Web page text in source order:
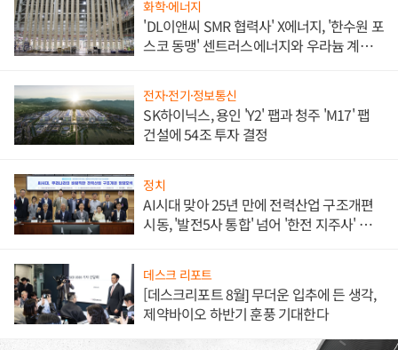
화학·에너지
'DL이앤씨 SMR 협력사' X에너지, '한수원 포
스코 동맹' 센트러스에너지와 우라늄 계약
전자·전기·정보통신
SK하이닉스, 용인 'Y2' 팹과 청주 'M17' 팹
건설에 54조 투자 결정
정치
AI시대 맞아 25년 만에 전력산업 구조개편
시동, '발전5사 통합' 넘어 '한전 지주사' 재편
데스크 리포트
[데스크리포트 8월] 무더운 입추에 든 생각,
제약바이오 하반기 훈풍 기대한다